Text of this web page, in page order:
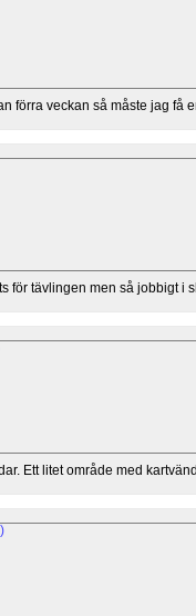
förra veckan så måste jag
för tävlingen men så jobbigt i
Ett litet område med